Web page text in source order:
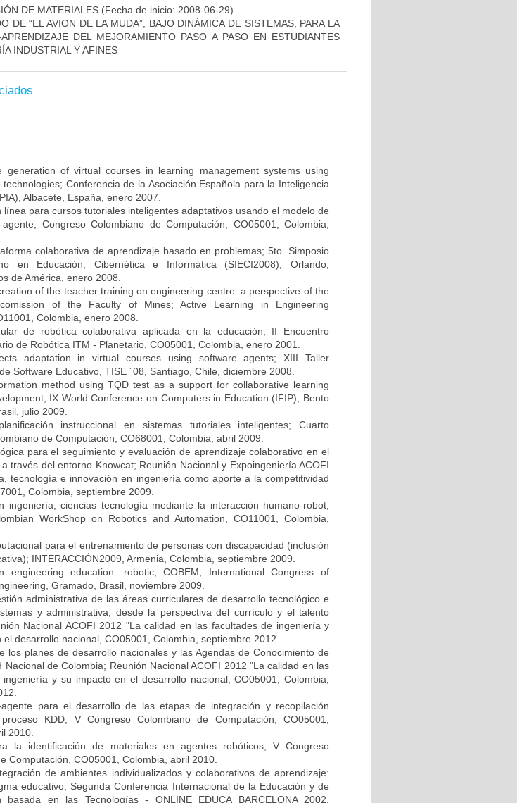
DE MATERIALES (Fecha de inicio: 2008-06-29)
DE “EL AVION DE LA MUDA”, BAJO DINÁMICA DE SISTEMAS, PARA LA
APRENDIZAJE DEL MEJORAMIENTO PASO A PASO EN ESTUDIANTES
INDUSTRIAL Y AFINES
generation of virtual courses in learning management systems using
technologies; Conferencia de la Asociación Española para la Inteligencia
Albacete, España, enero 2007.
línea para cursos tutoriales inteligentes adaptativos usando el modelo de
Congreso Colombiano de Computación, CO05001, Colombia,
colaborativa de aprendizaje basado en problemas; 5to. Simposio
en Educación, Cibernética e Informática (SIECI2008), Orlando,
de América, enero 2008.
of the teacher training on engineering centre: a perspective of the
comission of the Faculty of Mines; Active Learning in Engineering
Colombia, enero 2008.
de robótica colaborativa aplicada en la educación; II Encuentro
de Robótica ITM - Planetario, CO05001, Colombia, enero 2001.
adaptation in virtual courses using software agents; XIII Taller
Software Educativo, TISE ´08, Santiago, Chile, diciembre 2008.
method using TQD test as a support for collaborative learning
IX World Conference on Computers in Education (IFIP), Bento
julio 2009.
instruccional en sistemas tutoriales inteligentes; Cuarto
de Computación, CO68001, Colombia, abril 2009.
para el seguimiento y evaluación de aprendizaje colaborativo en el
través del entorno Knowcat; Reunión Nacional y Expoingeniería ACOFI
tecnología e innovación en ingeniería como aporte a la competitividad
Colombia, septiembre 2009.
ingeniería, ciencias tecnología mediante la interacción humano-robot;
WorkShop on Robotics and Automation, CO11001, Colombia,
para el entrenamiento de personas con discapacidad (inclusión
INTERACCIÓN2009, Armenia, Colombia, septiembre 2009.
engineering education: robotic; COBEM, International Congress of
Gramado, Brasil, noviembre 2009.
administrativa de las áreas curriculares de desarrollo tecnológico e
y administrativa, desde la perspectiva del currículo y el talento
Nacional ACOFI 2012 "La calidad en las facultades de ingeniería y
el desarrollo nacional, CO05001, Colombia, septiembre 2012.
los planes de desarrollo nacionales y las Agendas de Conocimiento de
Nacional de Colombia; Reunión Nacional ACOFI 2012 "La calidad en las
y su impacto en el desarrollo nacional, CO05001, Colombia,
agente para el desarrollo de las etapas de integración y recopilación
KDD; V Congreso Colombiano de Computación, CO05001,
2010.
la identificación de materiales en agentes robóticos; V Congreso
Computación, CO05001, Colombia, abril 2010.
de ambientes individualizados y colaborativos de aprendizaje:
educativo; Segunda Conferencia Internacional de la Educación y de
basada en las Tecnologías - ONLINE EDUCA BARCELONA 2002,